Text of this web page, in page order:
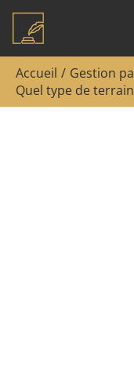
Aller
contenu
Accueil
Gestion
Quel type de
Rechercher